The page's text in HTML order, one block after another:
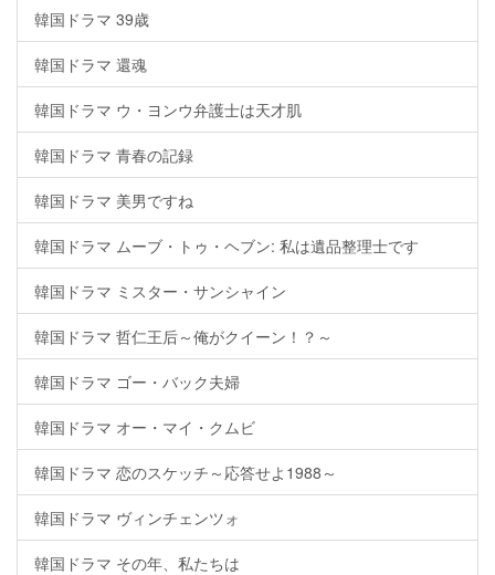
韓国ドラマ 39歳
韓国ドラマ 還魂
韓国ドラマ ウ・ヨンウ弁護士は天才肌
韓国ドラマ 青春の記録
韓国ドラマ 美男ですね
韓国ドラマ ムーブ・トゥ・ヘブン: 私は遺品整理士です
韓国ドラマ ミスター・サンシャイン
韓国ドラマ 哲仁王后～俺がクイーン！？～
韓国ドラマ ゴー・バック夫婦
韓国ドラマ オー・マイ・クムビ
韓国ドラマ 恋のスケッチ～応答せよ1988～
韓国ドラマ ヴィンチェンツォ
韓国ドラマ その年、私たちは